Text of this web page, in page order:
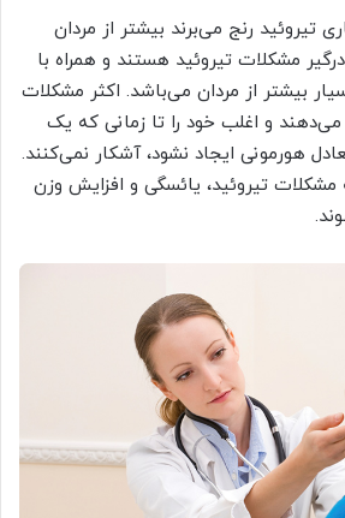
تیروئید رنج می‌برند بیشتر از مردان
مشکلات تیروئید هستند و همراه با
بیشتر از مردان می‏‌باشد. اکثر مشکلات
و اغلب خود را تا زمانی که یک
هورمونی ایجاد نشود، آشکار نمی‏‌کنند.
تیروئید، یائسگی و افزایش وزن